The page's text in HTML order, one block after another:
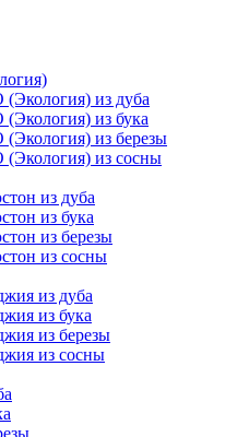
из дуба
из бука
из березы
из сосны
из дуба
из бука
из березы
из сосны
из дуба
из бука
из березы
из сосны